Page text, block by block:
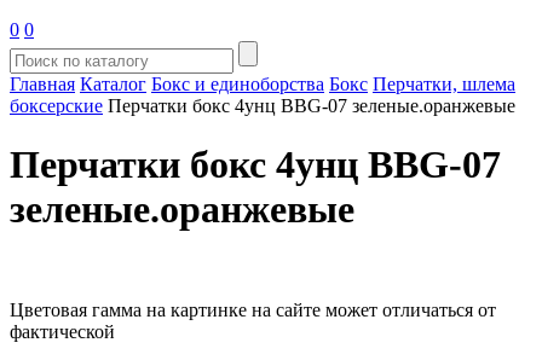
0 0
Главная Каталог Бокс и единоборства Бокс Перчатки, шлема
боксерские Перчатки бокс 4унц BBG-07 зеленые.оранжевые
Перчатки бокс 4унц BBG-07
зеленые.оранжевые
Цветовая гамма на картинке на сайте может отличаться от
фактической